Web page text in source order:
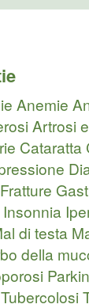
Anemie
Artrosi
Cataratta
Fratture
Insonnia
di testa
della
Tubercolosi